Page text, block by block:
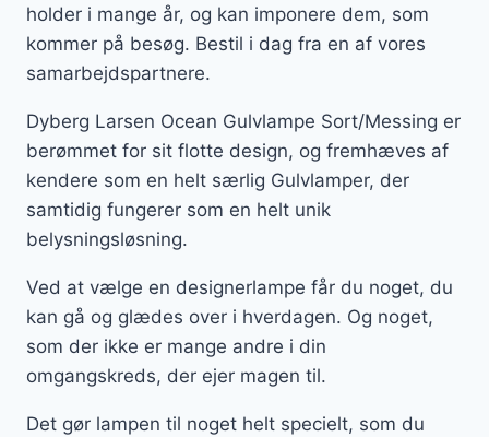
holder i mange år, og kan imponere dem, som
kommer på besøg. Bestil i dag fra en af vores
samarbejdspartnere.
Dyberg Larsen Ocean Gulvlampe Sort/Messing er
berømmet for sit flotte design, og fremhæves af
kendere som en helt særlig Gulvlamper, der
samtidig fungerer som en helt unik
belysningsløsning.
Ved at vælge en designerlampe får du noget, du
kan gå og glædes over i hverdagen. Og noget,
som der ikke er mange andre i din
omgangskreds, der ejer magen til.
Det gør lampen til noget helt specielt, som du